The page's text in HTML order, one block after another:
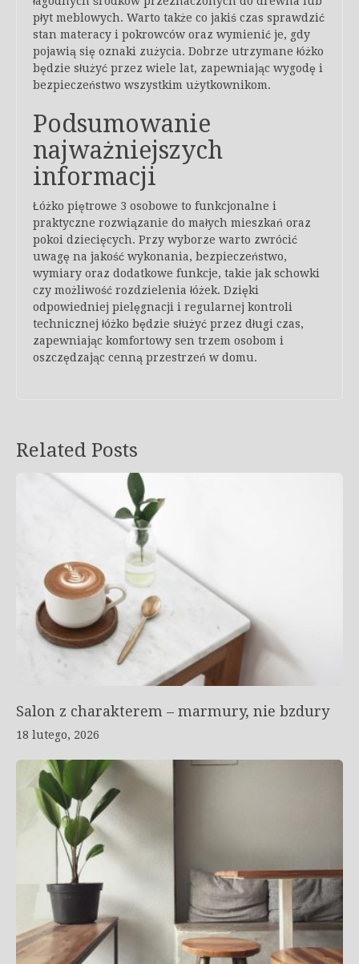
płyt meblowych. Warto także co jakiś czas sprawdzić
stan materacy i pokrowców oraz wymienić je, gdy
pojawią się oznaki zużycia. Dobrze utrzymane łóżko
będzie służyć przez wiele lat, zapewniając wygodę i
bezpieczeństwo wszystkim użytkownikom.
Podsumowanie
najważniejszych
informacji
Łóżko piętrowe 3 osobowe to funkcjonalne i
praktyczne rozwiązanie do małych mieszkań oraz
pokoi dziecięcych. Przy wyborze warto zwrócić
uwagę na jakość wykonania, bezpieczeństwo,
wymiary oraz dodatkowe funkcje, takie jak schowki
czy możliwość rozdzielenia łóżek. Dzięki
odpowiedniej pielęgnacji i regularnej kontroli
technicznej łóżko będzie służyć przez długi czas,
zapewniając komfortowy sen trzem osobom i
oszczędzając cenną przestrzeń w domu.
Related Posts
Salon z charakterem – marmury, nie bzdury
18 lutego, 2026